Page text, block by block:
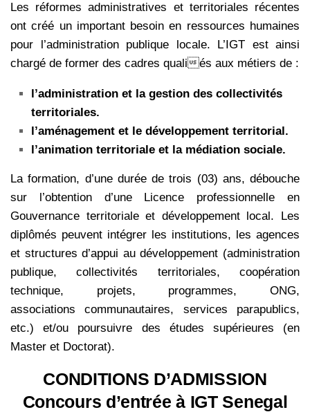
Les réformes administratives et territoriales récentes
ont créé un important besoin en ressources humaines
pour l’administration publique locale. L’IGT est ainsi
chargé de former des cadres qualiés aux métiers de :
l’administration et la gestion des collectivités
territoriales.
l’aménagement et le développement territorial.
l’animation territoriale et la médiation sociale.
La formation, d’une durée de trois (03) ans, débouche
sur l’obtention d’une Licence professionnelle en
Gouvernance territoriale et développement local. Les
diplômés peuvent intégrer les institutions, les agences
et structures d’appui au développement (administration
publique, collectivités territoriales, coopération
technique, projets, programmes, ONG,
associations communautaires, services parapublics,
etc.) et/ou poursuivre des études supérieures (en
Master et Doctorat).
CONDITIONS D’ADMISSION
Concours d’entrée à IGT Senegal